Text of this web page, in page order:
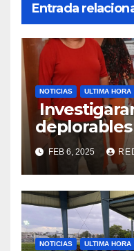
Entrada
NOTICIAS ULTIMA HORA
facilidades
de la Salud
FEB 6, 2025
NOTICIAS ULTIMA HORA